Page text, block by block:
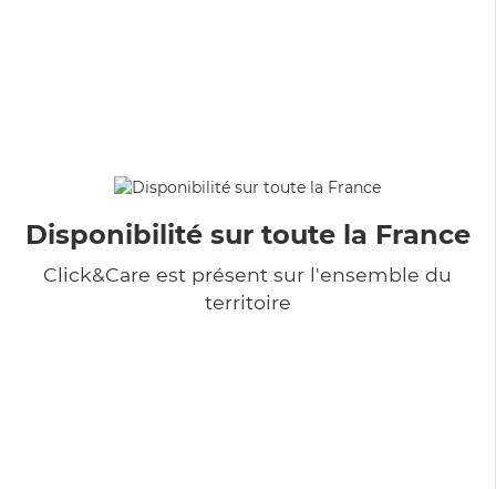
Disponibilité sur toute la France
Click&Care est présent sur l'ensemble du
territoire